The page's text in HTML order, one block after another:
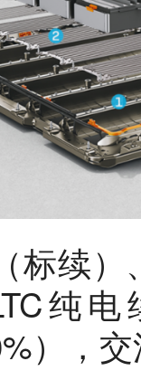
标续
纯
），